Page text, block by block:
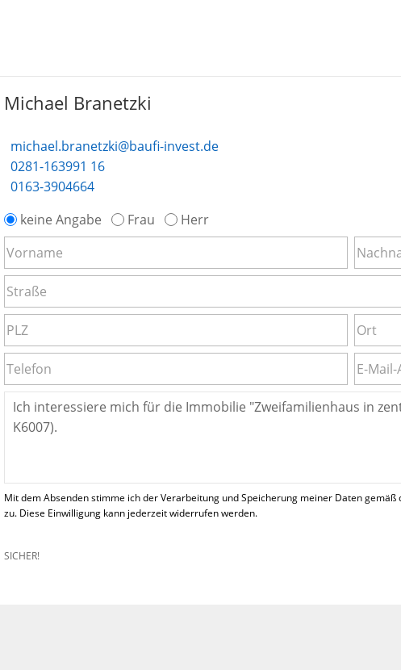
Michael Branetzki
michael.branetzki@baufi-invest.de
0281-163991 16
0163-3904664
keine Angabe
Frau Herr
Mit dem Absenden stimme ich der Verarbeitung und Speicherung meiner Daten
zu. Diese Einwilligung kann jederzeit widerrufen werden.
SICHER!